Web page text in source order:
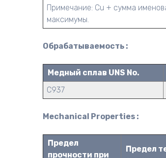
Примечание: Cu + сумма
максимумы.
Обрабатываемость :
Медный сплав UNS No.
C937
Mechanical Properties :
Предел
прочности при
Предел